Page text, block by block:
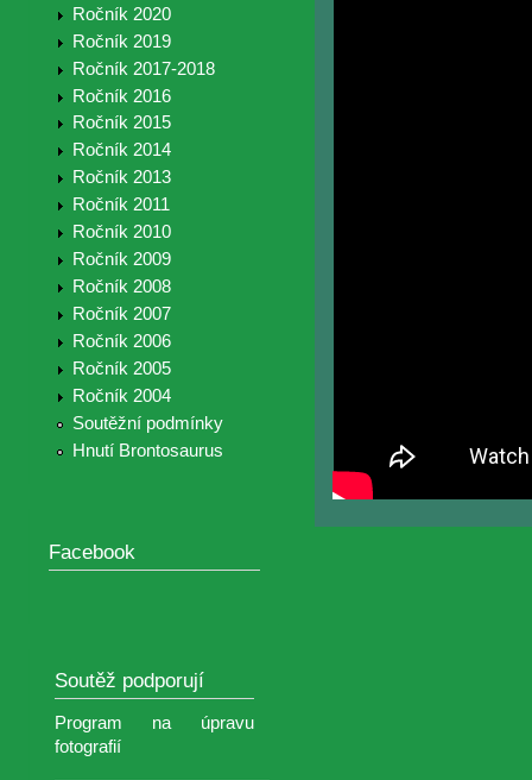
Ročník 2020
Ročník 2019
Ročník 2017-2018
Ročník 2016
Ročník 2015
Ročník 2014
Ročník 2013
Ročník 2011
Ročník 2010
Ročník 2009
Ročník 2008
Ročník 2007
Ročník 2006
Ročník 2005
Ročník 2004
Soutěžní podmínky
Hnutí Brontosaurus
Facebook
Soutěž podporují
Program na úpravu
fotografií